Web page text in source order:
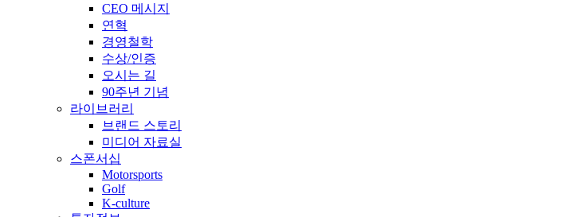
CEO 메시지
연혁
경영철학
수상/인증
오시는 길
90주년 기념
라이브러리
브랜드 스토리
미디어 자료실
스폰서십
Motorsports
Golf
K-culture